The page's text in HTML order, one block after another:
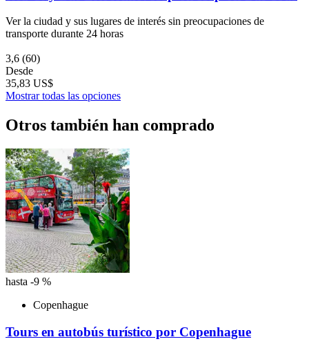
Ver la ciudad y sus lugares de interés sin preocupaciones de
transporte durante 24 horas
3,6 (60)
Desde
35,83 US$
Mostrar todas las opciones
Otros también han comprado
hasta -9 %
Copenhague
Tours en autobús turístico por Copenhague